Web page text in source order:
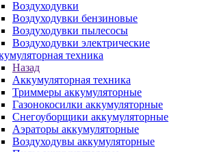
Воздуходувки
Воздуходувки бензиновые
Воздуходувки пылесосы
Воздуходувки электрические
техника
Назад
Аккумуляторная техника
Триммеры аккумуляторные
Газонокосилки аккумуляторные
Снегоуборщики аккумуляторные
Аэраторы аккумуляторные
Воздуходувы аккумуляторные